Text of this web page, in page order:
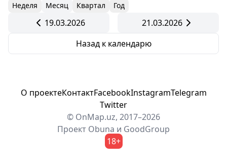
Неделя Месяц Квартал Год
19.03.2026
21.03.2026
Назад к календарю
О проектеКонтактFacebookInstagramTelegram
Twitter
© OnMap.uz, 2017–2026
Проект Obuna и GoodGroup
18+